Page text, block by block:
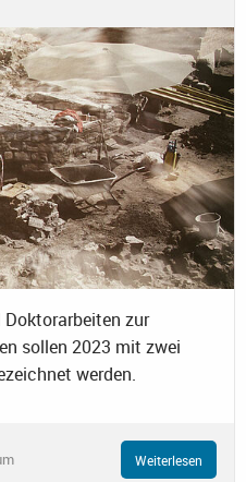
Doktorarbeiten zur
sollen 2023 mit zwei
werden.
Weiterlesen